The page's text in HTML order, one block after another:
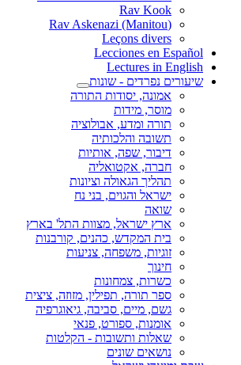
Rav Kook
(Rav Askenazi (Manitou
Leçons divers
Lecciones en Español
Lectures in English
שיעורים נפרדים - שונות
אמונה, יסודות התורה
מוסר, מידות
תורה ומדע, אבולוציה
תשובה והלכותיה
דיבור, שפה, אותיות
חברה, אקטואליה
תהליך הגאולה וציונות
ישראל והגוים, בני נח
שואה
ארץ ישראל, מצוות התל' בארץ
בית המקדש, כהנים, קורבנות
זוגיות, משפחה, צניעות
חינוך
כשרות, צמחונות
ספר תורה, תפילין, מזוזה, ציצית
גשם, מיים, סביבה, גיאוגרפיה
אומנות, ספורט, פנאי
שאלות ותשובות - הקלטות
נושאים שונים